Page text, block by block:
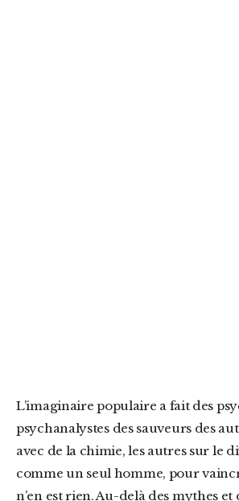
L’imaginaire populaire a fait des
psychanalystes des sauveursdes
avec de la chimie, les autres sur le
comme un seul homme, pour
n’en est rien. Au-delà des mythes et